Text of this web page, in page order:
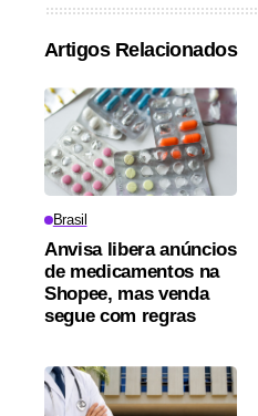
Artigos Relacionados
Brasil
Anvisa libera anúncios
de medicamentos na
Shopee, mas venda
segue com regras